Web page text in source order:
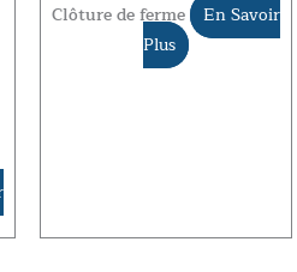
Clôture de ferme
En Savoir
Plus